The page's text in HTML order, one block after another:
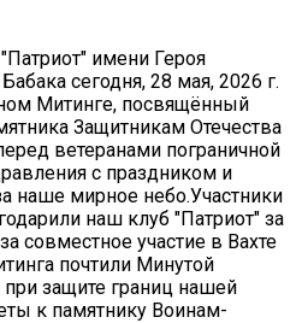
имени Героя
сегодня, 28 мая, 2026 г.
Митинге, посвящённый
Защитникам Отечества
ветеранами пограничной
с праздником и
наше мирное небо.Участники
наш клуб "Патриот" за
совместное участие в Вахте
почтили Минутой
защите границ нашей
к памятнику Воинам-